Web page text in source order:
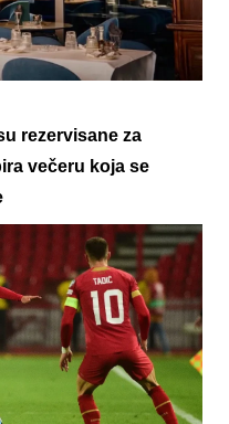
rezervisane za
večeru koja se